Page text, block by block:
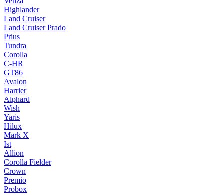
Highlander
Land Cruiser
Land Cruiser Prado
Prius
Tundra
Corolla
C-HR
GT86
Avalon
Harrier
Alphard
Wish
Yaris
Hilux
Mark X
Ist
Allion
Corolla Fielder
Crown
Premio
Probox